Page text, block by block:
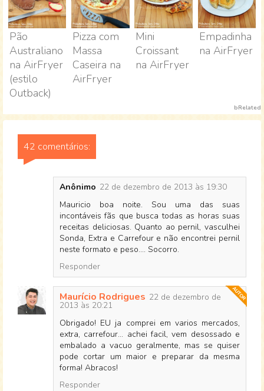
Pão
Australiano
na AirFryer
(estilo
Outback)
Pizza com
Massa
Caseira na
AirFryer
Mini
Croissant
na AirFryer
Empadinha
na AirFryer
bRelated
42 comentários:
Anônimo 22 de dezembro de 2013 às 19:30
Mauricio boa noite. Sou uma das suas
incontáveis fãs que busca todas as horas suas
receitas deliciosas. Quanto ao pernil, vasculhei
Sonda, Extra e Carrefour e não encontrei pernil
neste formato e peso.... Socorro.
Responder
Maurício Rodrigues 22 de dezembro de
2013 às 20:21
Obrigado! EU ja comprei em varios mercados,
extra, carrefour... achei facil, vem desossado e
embalado a vacuo geralmente, mas se quiser
pode cortar um maior e preparar da mesma
forma! Abracos!
Responder